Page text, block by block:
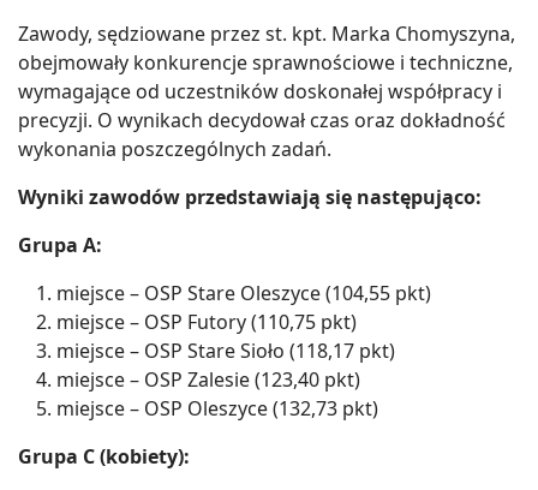
Zawody, sędziowane przez st. kpt. Marka Chomyszyna,
obejmowały konkurencje sprawnościowe i techniczne,
wymagające od uczestników doskonałej współpracy i
precyzji. O wynikach decydował czas oraz dokładność
wykonania poszczególnych zadań.
Wyniki zawodów przedstawiają się następująco:
Grupa A:
miejsce – OSP Stare Oleszyce (104,55 pkt)
miejsce – OSP Futory (110,75 pkt)
miejsce – OSP Stare Sioło (118,17 pkt)
miejsce – OSP Zalesie (123,40 pkt)
miejsce – OSP Oleszyce (132,73 pkt)
Grupa C (kobiety):